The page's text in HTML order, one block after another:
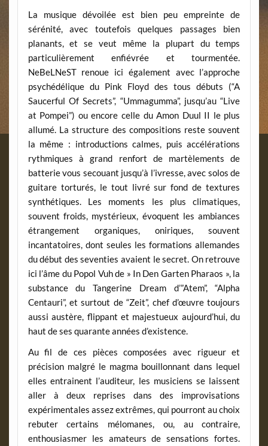
La musique dévoilée est bien peu empreinte de
sérénité, avec toutefois quelques passages bien
planants, et se veut même la plupart du temps
particulièrement enfiévrée et tourmentée.
NeBeLNeST renoue ici également avec l’approche
psychédélique du Pink Floyd des tous débuts (“A
Saucerful Of Secrets”, “Ummagumma”, jusqu’au “Live
at Pompei”) ou encore celle du Amon Duul II le plus
allumé. La structure des compositions reste souvent
la même : introductions calmes, puis accélérations
rythmiques à grand renfort de martèlements de
batterie vous secouant jusqu’à l’ivresse, avec solos de
guitare torturés, le tout livré sur fond de textures
synthétiques. Les moments les plus climatiques,
souvent froids, mystérieux, évoquent les ambiances
étrangement organiques, oniriques, souvent
incantatoires, dont seules les formations allemandes
du début des seventies avaient le secret. On retrouve
ici l’âme du Popol Vuh de » In Den Garten Pharaos », la
substance du Tangerine Dream d’”Atem”, “Alpha
Centauri”, et surtout de “Zeit”, chef d’œuvre toujours
aussi austère, flippant et majestueux aujourd’hui, du
haut de ses quarante années d’existence.
Au fil de ces pièces composées avec rigueur et
précision malgré le magma bouillonnant dans lequel
elles entrainent l’auditeur, les musiciens se laissent
aller à deux reprises dans des improvisations
expérimentales assez extrêmes, qui pourront au choix
rebuter certains mélomanes, ou, au contraire,
enthousiasmer les amateurs de sensations fortes.